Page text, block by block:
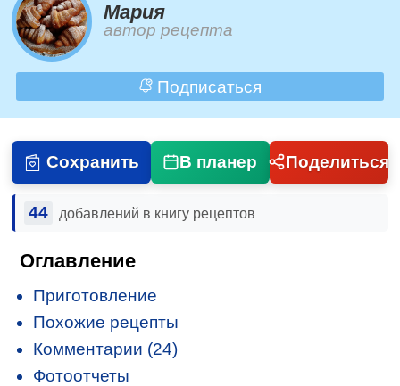
Мария
автор рецепта
Подписаться
Сохранить В планер Поделиться
44 добавлений в книгу рецептов
Оглавление
Приготовление
Похожие рецепты
Комментарии (24)
Фотоотчеты